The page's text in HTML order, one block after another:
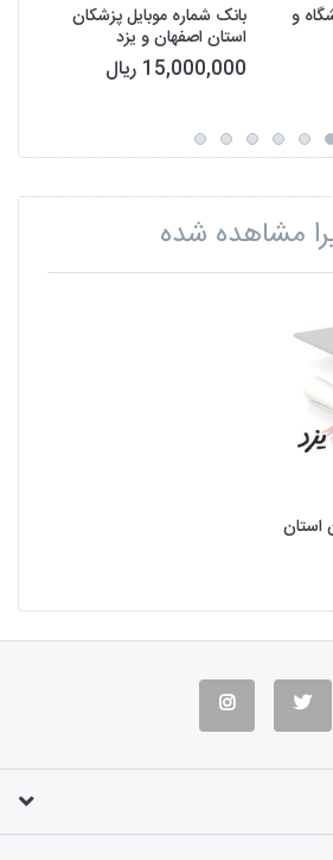
و بانک شماره موبایل پزشکان
استان اصفهان و یزد
15,000,000 ریال
مشاهده شده
استان